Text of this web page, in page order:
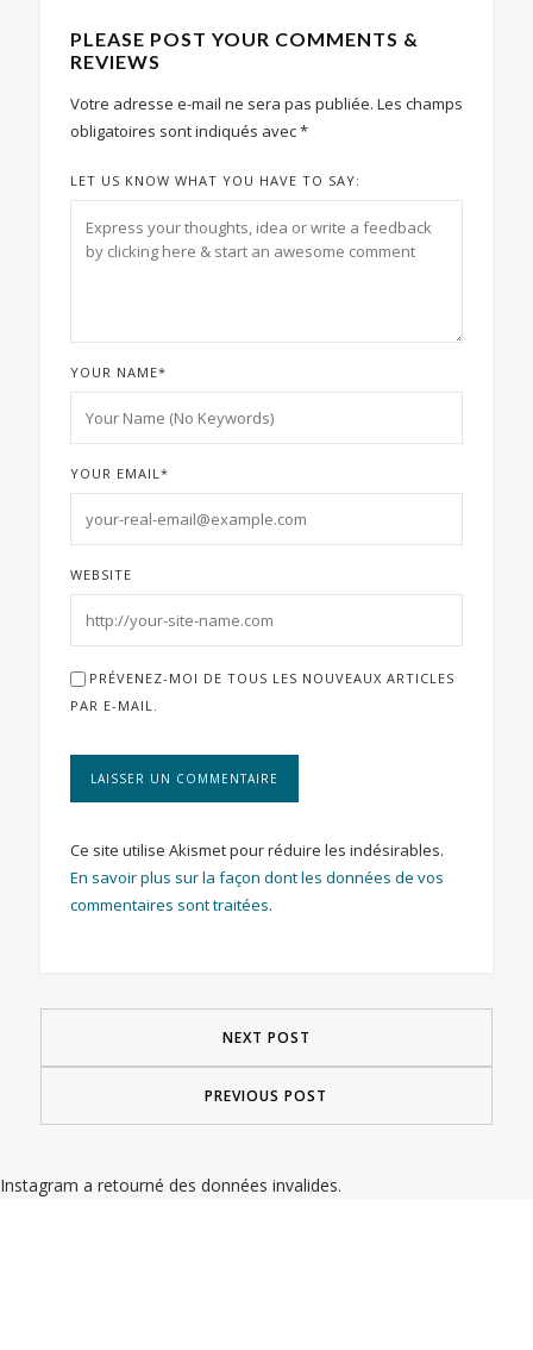
PLEASE POST YOUR COMMENTS &
REVIEWS
Votre adresse e-mail ne sera pas publiée. Les champs
obligatoires sont indiqués avec*
LET US KNOW WHAT YOU HAVE TO SAY:
YOUR NAME*
YOUR EMAIL*
WEBSITE
PRÉVENEZ-MOI DE TOUS LES NOUVEAUX ARTICLES
PAR E-MAIL.
Ce site utilise Akismet pour réduire les indésirables.
En savoir plus sur la façon dont les données de vos
commentaires sont traitées.
NEXT POST
PREVIOUS POST
Instagram a retourné des données invalides.